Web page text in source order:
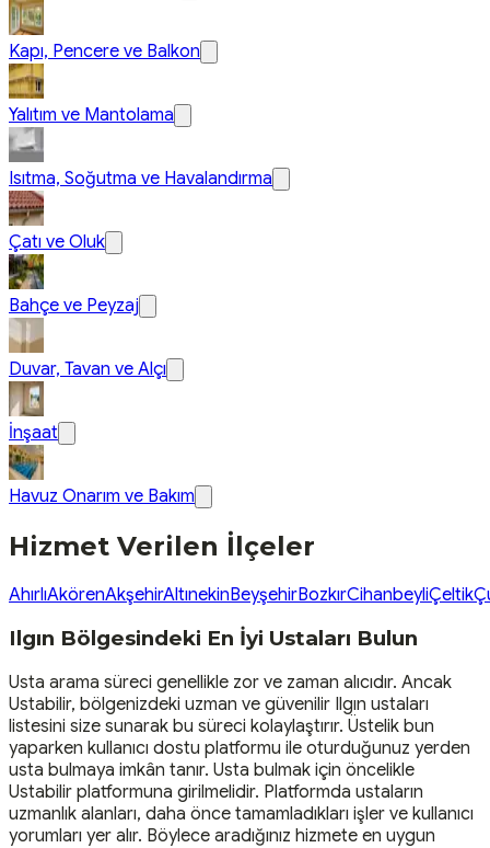
Kapı, Pencere ve Balkon
Yalıtım ve Mantolama
Isıtma, Soğutma ve Havalandırma
Çatı ve Oluk
Bahçe ve Peyzaj
Duvar, Tavan ve Alçı
İnşaat
Havuz Onarım ve Bakım
Hizmet Verilen İlçeler
AhırlıAkörenAkşehirAltınekinBeyşehirBozkırCihanbeyliÇeltik
Ilgın Bölgesindeki En İyi Ustaları Bulun
Usta arama süreci genellikle zor ve zaman alıcıdır. Ancak
Ustabilir, bölgenizdeki uzman ve güvenilir Ilgın ustaları
listesini size sunarak bu süreci kolaylaştırır. Üstelik bun
yaparken kullanıcı dostu platformu ile oturduğunuz yerden
usta bulmaya imkân tanır. Usta bulmak için öncelikle
Ustabilir platformuna girilmelidir. Platformda ustaların
uzmanlık alanları, daha önce tamamladıkları işler ve kullanıcı
yorumları yer alır. Böylece aradığınız hizmete en uygun